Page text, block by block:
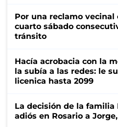
Por una reclamo
cuarto sábado
tránsito
Hacía acrobacia con la
la subía a las redes: le
licenica hasta 2099
La decisión de la
adiós en Rosario a